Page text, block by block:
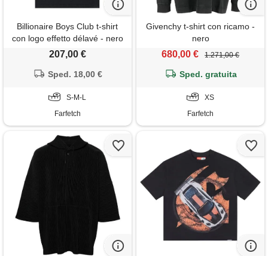
Billionaire Boys Club t-shirt
con logo effetto délavé - nero
207,00 €
Sped. 18,00 €
S-M-L
Farfetch
Givenchy t-shirt con ricamo -
nero
680,00 € 1.271,00 €
Sped. gratuita
XS
Farfetch